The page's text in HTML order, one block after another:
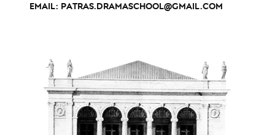
EMAIL: PATRAS.DRAMASCHOOL@GMAIL.COM